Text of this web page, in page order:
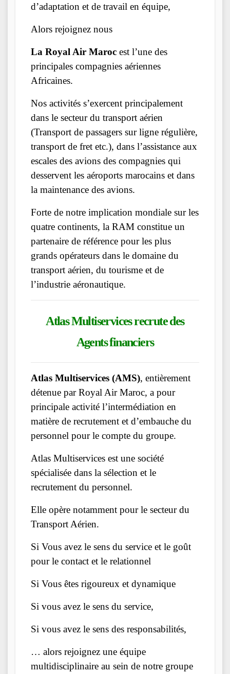
d’adaptation et de travail en équipe,
Alors rejoignez nous
La Royal Air Maroc est l’une des
principales compagnies aériennes
Africaines.
Nos activités s’exercent principalement
dans le secteur du transport aérien
(Transport de passagers sur ligne régulière,
transport de fret etc.), dans l’assistance aux
escales des avions des compagnies qui
desservent les aéroports marocains et dans
la maintenance des avions.
Forte de notre implication mondiale sur les
quatre continents, la RAM constitue un
partenaire de référence pour les plus
grands opérateurs dans le domaine du
transport aérien, du tourisme et de
l’industrie aéronautique.
Atlas Multiservices recrute des
Agents financiers
Atlas Multiservices (AMS), entièrement
détenue par Royal Air Maroc, a pour
principale activité l’intermédiation en
matière de recrutement et d’embauche du
personnel pour le compte du groupe.
Atlas Multiservices est une société
spécialisée dans la sélection et le
recrutement du personnel.
Elle opère notamment pour le secteur du
Transport Aérien.
Si Vous avez le sens du service et le goût
pour le contact et le relationnel
Si Vous êtes rigoureux et dynamique
Si vous avez le sens du service,
Si vous avez le sens des responsabilités,
… alors rejoignez une équipe
multidisciplinaire au sein de notre groupe